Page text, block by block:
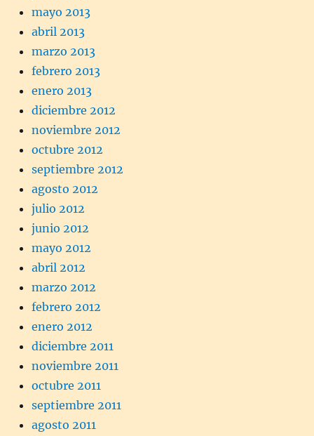
mayo 2013
abril 2013
marzo 2013
febrero 2013
enero 2013
diciembre 2012
noviembre 2012
octubre 2012
septiembre 2012
agosto 2012
julio 2012
junio 2012
mayo 2012
abril 2012
marzo 2012
febrero 2012
enero 2012
diciembre 2011
noviembre 2011
octubre 2011
septiembre 2011
agosto 2011